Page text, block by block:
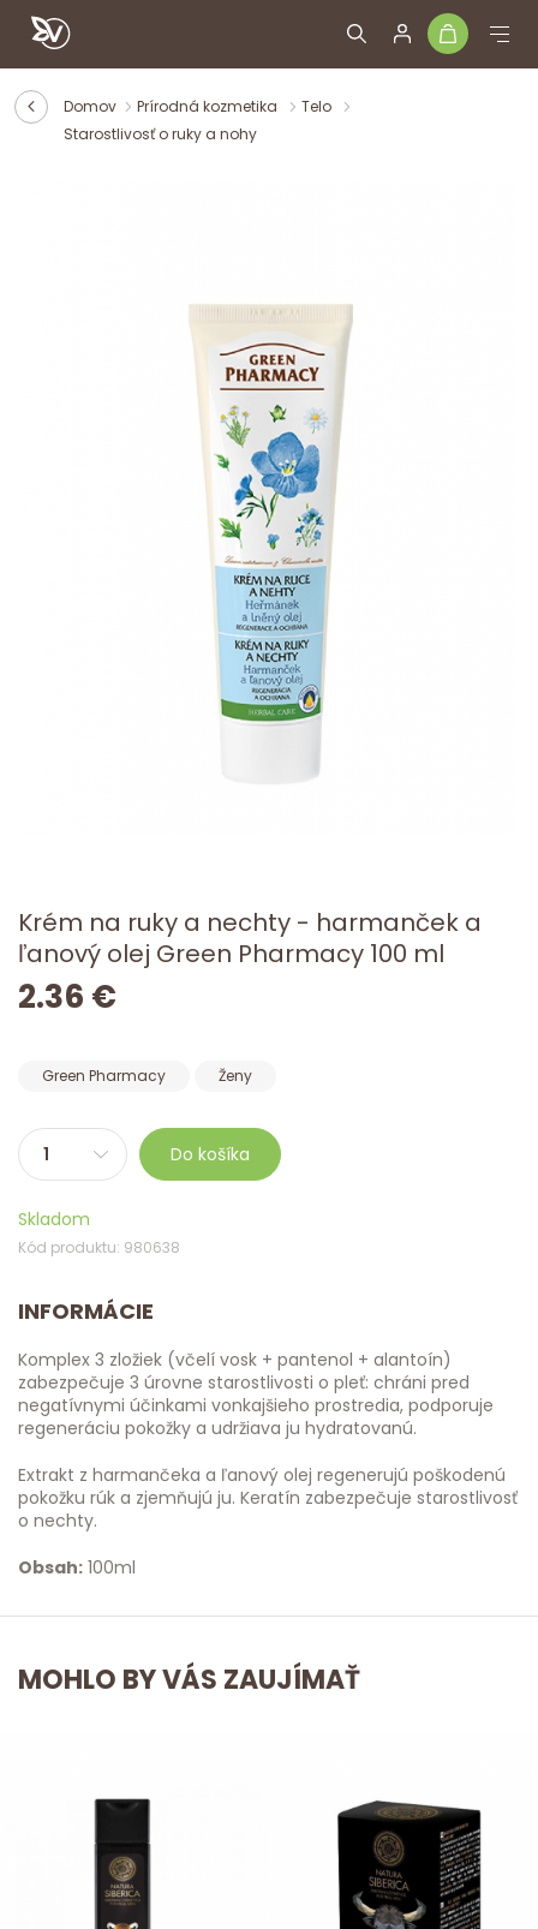
Domov Prírodná kozmetika
Telo
Starostlivosť o ruky a nohy
Krém na ruky a nechty - harmanček a
ľanový olej Green Pharmacy 100 ml
2.36 €
Green Pharmacy Ženy
Do košíka
Skladom
Kód produktu: 980638
INFORMÁCIE
Komplex 3 zložiek (včelí vosk + pantenol + alantoín)
zabezpečuje 3 úrovne starostlivosti o pleť: chráni pred
negatívnymi účinkami vonkajšieho prostredia, podporuje
regeneráciu pokožky a udržiava ju hydratovanú.
Extrakt z harmančeka a ľanový olej regenerujú poškodenú
pokožku rúk a zjemňujú ju. Keratín zabezpečuje starostlivosť
o nechty.
Obsah: 100ml
MOHLO BY VÁS ZAUJÍMAŤ